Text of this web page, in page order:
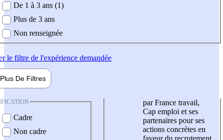
De 1 à 3 ans (1)
Plus de 3 ans
Non renseignée
le filtre de l'expérience demandée
Plus De Filtres
Cadre
Non cadre
par France travail,
Cap emploi et ses
partenaires pour ses
actions concrètes en
faveur du recrutement,